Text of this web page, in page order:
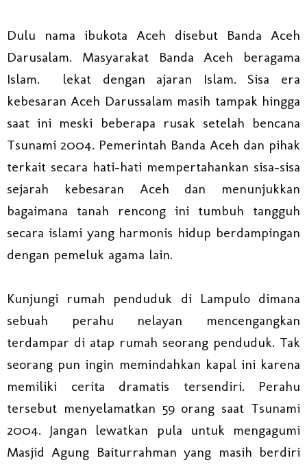
Dulu nama ibukota Aceh disebut Banda Aceh
Darusalam. Masyarakat Banda Aceh beragama
Islam. lekat dengan ajaran Islam. Sisa era
kebesaran Aceh Darussalam masih tampak hingga
saat ini meski beberapa rusak setelah bencana
Tsunami 2004. Pemerintah Banda Aceh dan pihak
terkait secara hati-hati mempertahankan sisa-sisa
sejarah kebesaran Aceh dan menunjukkan
bagaimana tanah rencong ini tumbuh tangguh
secara islami yang harmonis hidup berdampingan
dengan pemeluk agama lain.
Kunjungi rumah penduduk di Lampulo dimana
sebuah perahu nelayan mencengangkan
terdampar di atap rumah seorang penduduk. Tak
seorang pun ingin memindahkan kapal ini karena
memiliki cerita dramatis tersendiri. Perahu
tersebut menyelamatkan 59 orang saat Tsunami
2004. Jangan lewatkan pula untuk mengagumi
Masjid Agung Baiturrahman yang masih berdiri